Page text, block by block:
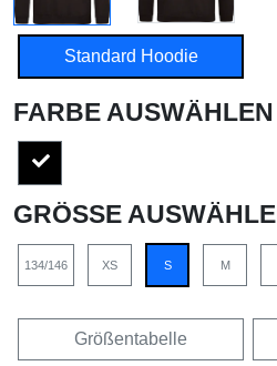
Standard Hoodie
FARBE AUSWÄHLEN
GRÖSSE AUSWÄHLEN
134/146 XS S M
Größentabelle